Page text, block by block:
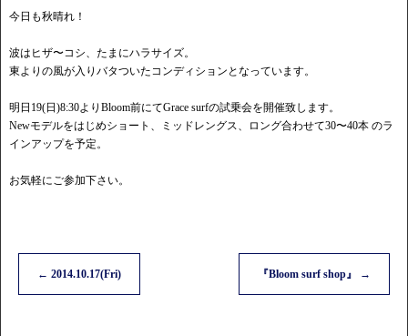
今日も秋晴れ！
波はヒザ〜コシ、たまにハラサイズ。
東よりの風が入りバタついたコンディションとなっています。
明日19(日)8:30よりBloom前にてGrace surfの試乗会を開催致します。
Newモデルをはじめショート、ミッドレングス、ロング合わせて30〜40本 のラ
インアップを予定。
お気軽にご参加下さい。
← 2014.10.17(Fri) 『Bloom surf shop』 →